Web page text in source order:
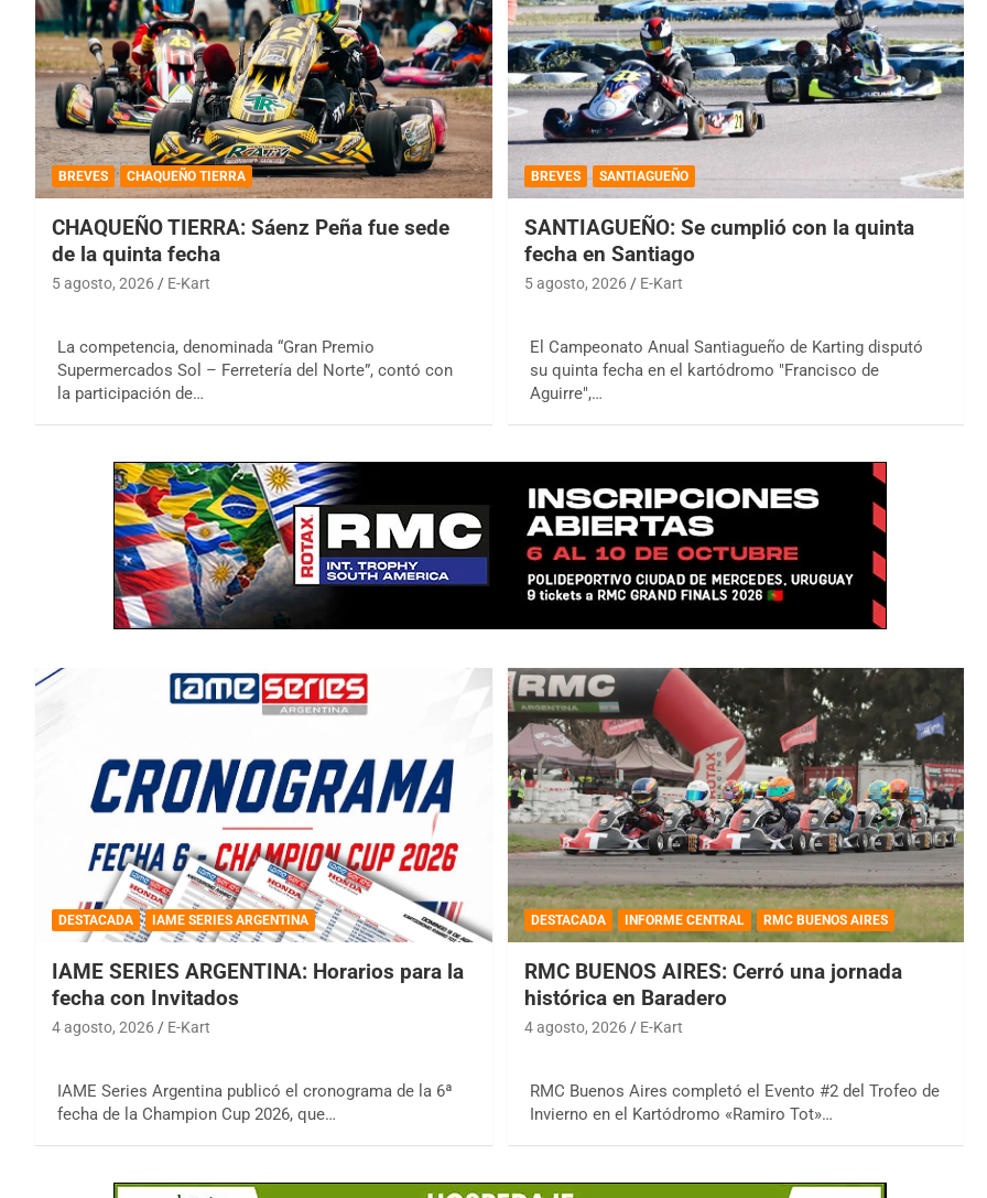
BREVES CHAQUEÑO TIERRA
CHAQUEÑO TIERRA: Sáenz Peña fue sede
de la quinta fecha
5 agosto, 2026 E-Kart
La competencia, denominada “Gran Premio
Supermercados Sol – Ferretería del Norte”, contó con
la participación de…
BREVES SANTIAGUEÑO
SANTIAGUEÑO: Se cumplió con la quinta
fecha en Santiago
5 agosto, 2026 E-Kart
El Campeonato Anual Santiagueño de Karting disputó
su quinta fecha en el kartódromo "Francisco de
Aguirre",…
DESTACADA IAME SERIES ARGENTINA
IAME SERIES ARGENTINA: Horarios para la
fecha con Invitados
4 agosto, 2026 E-Kart
IAME Series Argentina publicó el cronograma de la 6ª
fecha de la Champion Cup 2026, que…
DESTACADA INFORME CENTRAL RMC BUENOS AIRES
RMC BUENOS AIRES: Cerró una jornada
histórica en Baradero
4 agosto, 2026 E-Kart
RMC Buenos Aires completó el Evento #2 del Trofeo de
Invierno en el Kartódromo «Ramiro Tot»…